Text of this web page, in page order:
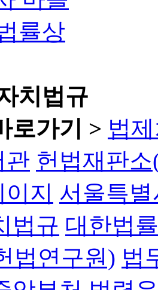
치법규
로가기 > 법
관 헌법재판
지 서울특
법규 대한법
법연구원) 법